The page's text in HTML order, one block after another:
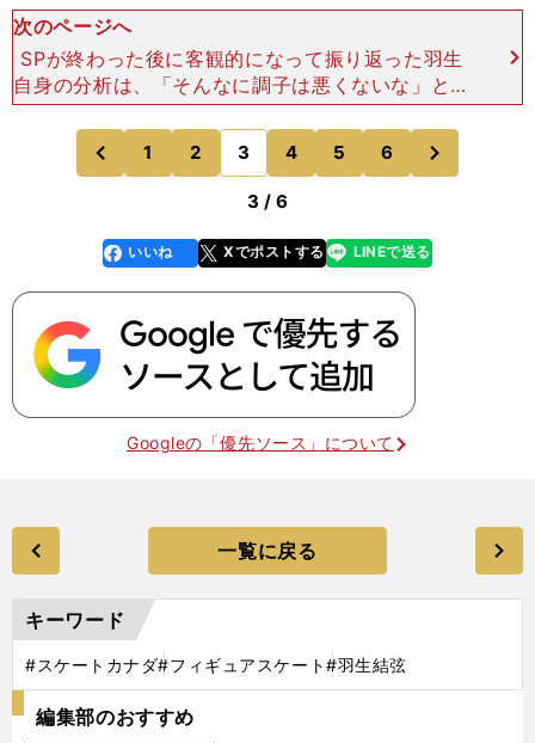
次のページへ
SPが終わった後に客観的になって振り返った羽生
自身の分析は、「そんなに調子は悪くないな」とい
うものだった。２回転トーループを２回やってしま
ったから得点が伸びなかっただけ。だからフリーで
は、ノーミスとい
前
のページへ
1 2 3 4 5 6
のページへ
3 / 6
faceboo
k
いいね Xでポストする
line LINEで送る
Googleの「優先ソース」について
一覧に戻る
キーワード
#スケートカナダ#フィギュアスケート#羽生結弦
編集部のおすすめ